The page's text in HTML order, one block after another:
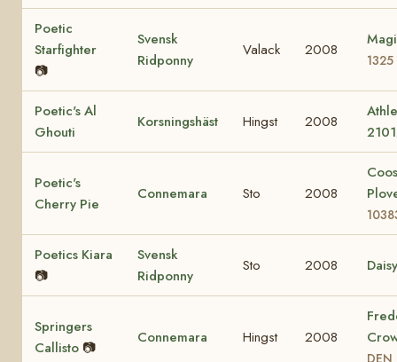
Poetic
Starfighter
📷
Svensk
Ridponny
Valack 2008
1325
Poetic's Al
Ghouti
Korsningshäst Hingst 2008
Poetic's
Cherry Pie
Connemara Sto 2008
Poetics Kiara
📷
Svensk
Ridponny
Sto 2008 Daisy
Springers
Callisto 📷
Connemara Hingst 2008